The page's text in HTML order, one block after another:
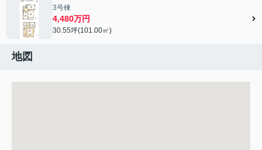
3号棟
4,480万円
30.55坪(101.00㎡)
地図